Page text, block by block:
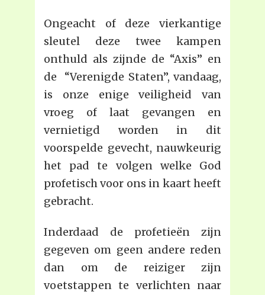
Ongeacht of deze vierkantige
sleutel deze twee kampen
onthuld als zijnde de “Axis” en
de “Verenigde Staten”, vandaag,
is onze enige veiligheid van
vroeg of laat gevangen en
vernietigd worden in dit
voorspelde gevecht, nauwkeurig
het pad te volgen welke God
profetisch voor ons in kaart heeft
gebracht.
Inderdaad de profetieën zijn
gegeven om geen andere reden
dan om de reiziger zijn
voetstappen te verlichten naar